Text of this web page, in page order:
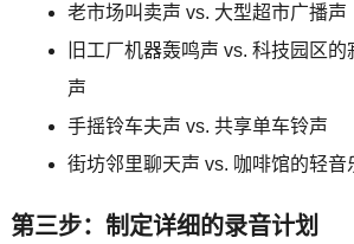
老市场叫卖声 vs. 大型超市广播声
旧工厂机器轰鸣声 vs. 科技园区
声
手摇铃车夫声 vs. 共享单车铃声
街坊邻里聊天声 vs. 咖啡馆的轻音
第三步：制定详细的录音计划